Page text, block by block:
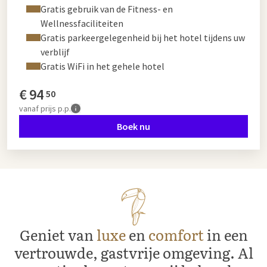
Gratis gebruik van de Fitness- en
Wellnessfaciliteiten
Gratis parkeergelegenheid bij het hotel tijdens uw
verblijf
Gratis WiFi in het gehele hotel
€94 50
vanafprijs p.p.
Boek nu
Geniet vanluxeencomfortin een
vertrouwde, gastvrije omgeving. Al